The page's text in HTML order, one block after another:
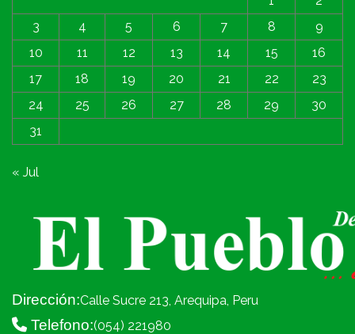
3
4 5 6 7 8
9
10
11 12 13 14 15
16
17
18 19 20 21 22
23
24
25 26 27 28 29
30
31
« Jul
Dirección:Calle Sucre 213, Arequipa, Peru
Telefono:(054) 221980